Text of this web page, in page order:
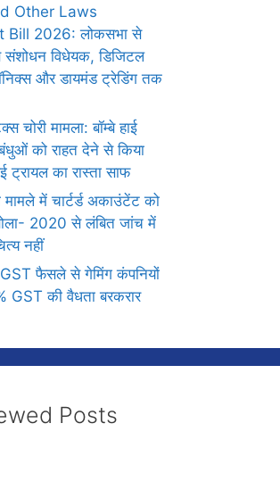
Other Laws
Bill 2026: लोकसभा से
संशोधन विधेयक, डिजिटल
और डायमंड ट्रेडिंग तक
चोरी मामला: बॉम्बे हाई
को राहत देने से किया
ट्रायल का रास्ता साफ
में चार्टर्ड अकाउंटेंट को
2020 से लंबित जांच में
नहीं
GST फैसले से गेमिंग कंपनियों
की वैधता बरकरार
Posts